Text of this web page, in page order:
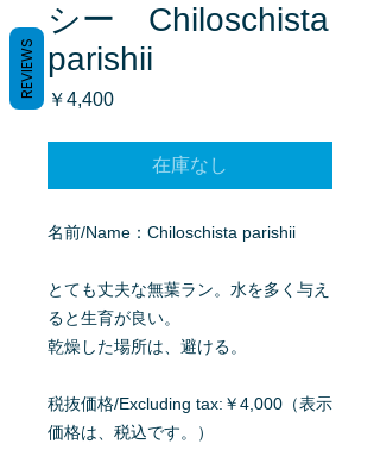
シー Chiloschista
parishii
￥4,400価
在庫なし
名前/Name：Chiloschista parishii
とても丈夫な無葉ラン。水を多く与え
ると生育が良い。
乾燥した場所は、避ける。
税抜価格/Excluding tax:￥4,000（表示
価格は、税込です。）
REVIEWS